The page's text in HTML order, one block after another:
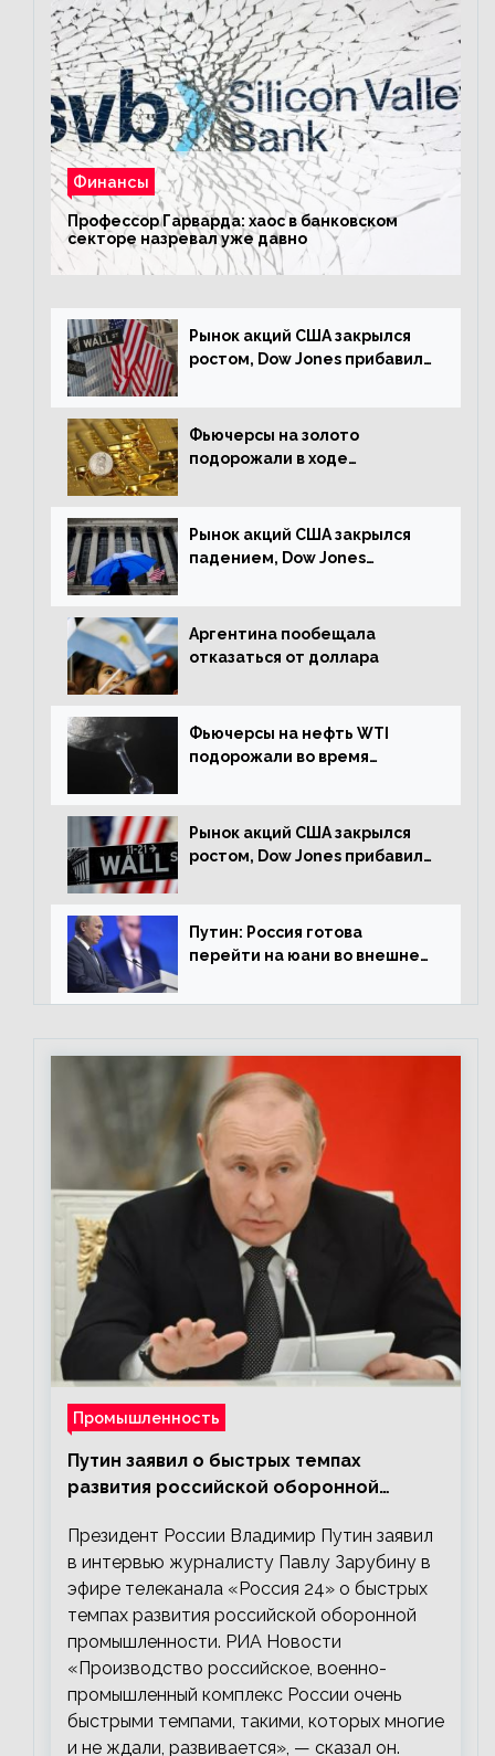
Финансы
Профессор Гарварда: хаос в банковском
секторе назревал уже давно
Рынок акций США закрылся
ростом, Dow Jones прибавил
Фьючерсы на золото
подорожали в ходе
Рынок акций США закрылся
падением, Dow Jones
Аргентина пообещала
отказаться от доллара
Фьючерсы на нефть WTI
подорожали во время
Рынок акций США закрылся
ростом, Dow Jones прибавил
Путин: Россия готова
перейти на юани во внешней
Промышленность
Путин заявил о быстрых темпах
развития российской оборонной
Президент России Владимир Путин заявил
в интервью журналисту Павлу Зарубину в
эфире телеканала «Россия 24» о быстрых
темпах развития российской оборонной
промышленности. РИА Новости
«Производство российское, военно-
промышленный комплекс России очень
быстрыми темпами, такими, которых многие
и не ждали, развивается», — сказал он.